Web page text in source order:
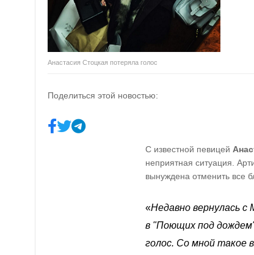
Анастасия Стоцкая потеряла голос
Поделиться этой новостью:
С известной певицей
неприятная ситуация.
вынуждена отменить все
«Недавно вернулась
в "Поющих под
голос. Со мной такое